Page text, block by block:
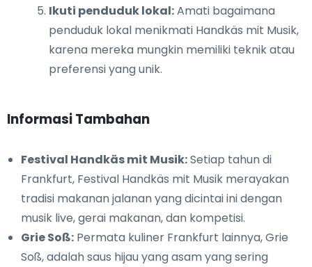
Ikuti penduduk lokal:Amati bagaimana
penduduk lokal menikmati Handkäs mit Musik,
karena mereka mungkin memiliki teknik atau
preferensi yang unik.
Informasi Tambahan
Festival Handkäs mit Musik:Setiap tahun di
Frankfurt, Festival Handkäs mit Musik merayakan
tradisi makanan jalanan yang dicintai ini dengan
musik live, gerai makanan, dan kompetisi.
Grie Soß: Permata kuliner Frankfurt lainnya, Grie
Soß, adalah saus hijau yang asam yang sering